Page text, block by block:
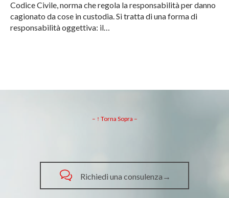
Codice Civile, norma che regola la responsabilità per danno
cagionato da cose in custodia. Si tratta di una forma di
responsabilità oggettiva: il…
– ↑ Torna Sopra –
 Richiedi una consulenza→